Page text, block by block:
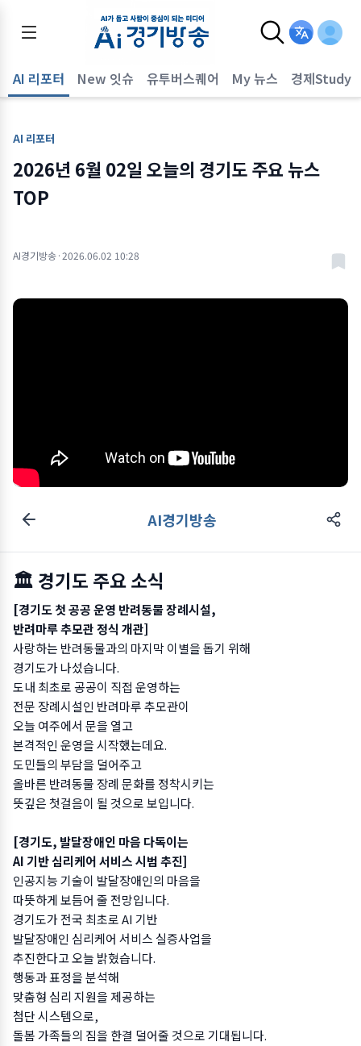
AI 리포터 New 잇슈 유투버스퀘어 My 뉴스 경제Study
AI 리포터
2026년 6월 02일 오늘의 경기도 주요 뉴스
TOP
AI경기방송·2026.06.02 10:28
AI경기방송
🏛️ 경기도 주요 소식
[경기도 첫 공공 운영 반려동물 장례시설,
반려마루 추모관 정식 개관]
사랑하는 반려동물과의 마지막 이별을 돕기 위해
경기도가 나섰습니다.
도내 최초로 공공이 직접 운영하는
전문 장례시설인 반려마루 추모관이
오늘 여주에서 문을 열고
본격적인 운영을 시작했는데요.
도민들의 부담을 덜어주고
올바른 반려동물 장례 문화를 정착시키는
뜻깊은 첫걸음이 될 것으로 보입니다.
[경기도, 발달장애인 마음 다독이는
AI 기반 심리케어 서비스 시범 추진]
인공지능 기술이 발달장애인의 마음을
따뜻하게 보듬어 줄 전망입니다.
경기도가 전국 최초로 AI 기반
발달장애인 심리케어 서비스 실증사업을
추진한다고 오늘 밝혔습니다.
행동과 표정을 분석해
맞춤형 심리 지원을 제공하는
첨단 시스템으로,
돌봄 가족들의 짐을 한결 덜어줄 것으로 기대됩니다.